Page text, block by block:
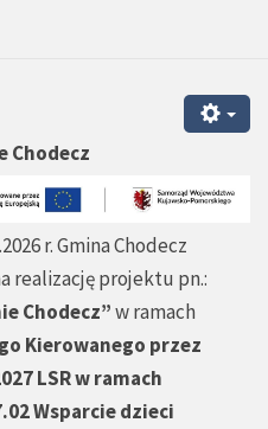
Chodecz
r. Gmina Chodecz
realizację projektu pn.:
Chodecz”w ramach
Kierowanego przez
LSR w ramach
Wsparcie dzieci